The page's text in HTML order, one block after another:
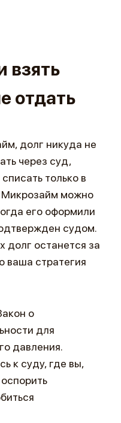
взять
отдать
долг никуда не
через суд,
только в
Микрозайм можно
его оформили
судом.
долг останется за
ваша стратегия
о
для
давления.
к суду, где вы,